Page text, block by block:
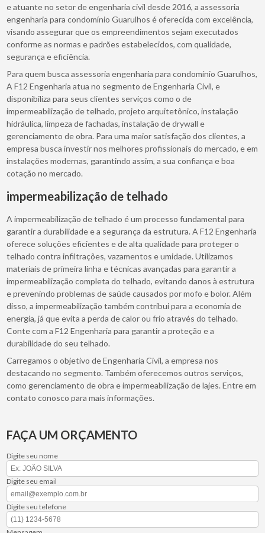
e atuante no setor de engenharia civil desde 2016, a assessoria
engenharia para condomínio Guarulhos é oferecida com excelência,
visando assegurar que os empreendimentos sejam executados
conforme as normas e padrões estabelecidos, com qualidade,
segurança e eficiência.
Para quem busca assessoria engenharia para condomínio Guarulhos,
A F12 Engenharia atua no segmento de Engenharia Civil, e
disponibiliza para seus clientes serviços como o de
impermeabilização de telhado, projeto arquitetônico, instalação
hidráulica, limpeza de fachadas, instalação de drywall e
gerenciamento de obra. Para uma maior satisfação dos clientes, a
empresa busca investir nos melhores profissionais do mercado, e em
instalações modernas, garantindo assim, a sua confiança e boa
cotação no mercado.
impermeabilização de telhado
A impermeabilização de telhado é um processo fundamental para
garantir a durabilidade e a segurança da estrutura. A F12 Engenharia
oferece soluções eficientes e de alta qualidade para proteger o
telhado contra infiltrações, vazamentos e umidade. Utilizamos
materiais de primeira linha e técnicas avançadas para garantir a
impermeabilização completa do telhado, evitando danos à estrutura
e prevenindo problemas de saúde causados por mofo e bolor. Além
disso, a impermeabilização também contribui para a economia de
energia, já que evita a perda de calor ou frio através do telhado.
Conte com a F12 Engenharia para garantir a proteção e a
durabilidade do seu telhado.
Carregamos o objetivo de Engenharia Civil, a empresa nos
destacando no segmento. Também oferecemos outros serviços,
como gerenciamento de obra e impermeabilização de lajes. Entre em
contato conosco para mais informações.
FAÇA UM ORÇAMENTO
Digite seu nome
Digite seu email
Digite seu telefone